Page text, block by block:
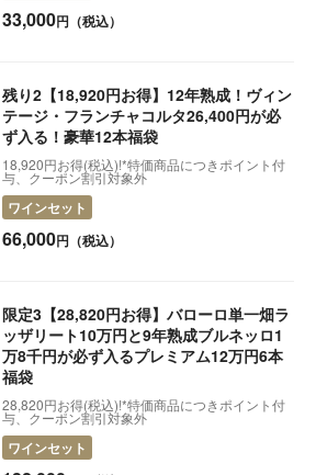
％オフクーポン配布中】全36種のイタリアチ
宅に届く定期便
33,000円（税込）
残り2【18,920円お得】12年熟成！ヴィン
テージ・フランチャコルタ26,400円が必
ず入る！豪華12本福袋
18,920円お得(税込)!*特価商品につきポイント付
与、クーポン割引対象外
ワインセット
66,000円（税込）
限定3【28,820円お得】バローロ単一畑ラ
ッザリート10万円と9年熟成ブルネッロ1
万8千円が必ず入るプレミアム12万円6本
福袋
28,820円お得(税込)!*特価商品につきポイント付
与、クーポン割引対象外
ワインセット